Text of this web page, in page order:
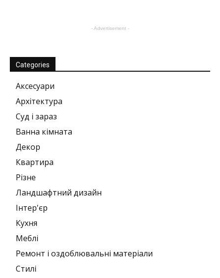
- Advertisement -
Categories
Аксесуари
Архітектура
Суд і зараз
Ванна кімната
Декор
Квартира
Різне
Ландшафтний дизайн
Інтер'єр
Кухня
Меблі
Ремонт і оздоблювальні матеріали
Стилі